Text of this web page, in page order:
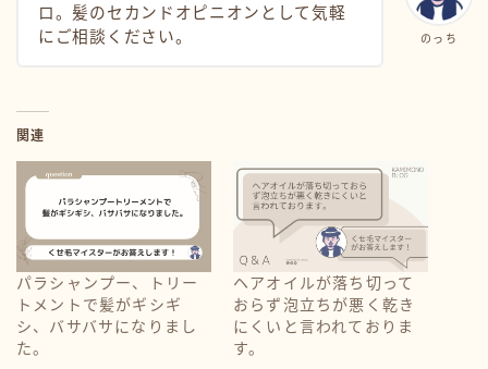
のっち
ロ。髪のセカンドオピニオンとして気軽
にご相談ください。
関連
パラシャンプー、トリー
トメントで髪がギシギ
シ、バサバサになりまし
た。
ヘアオイルが落ち切って
おらず泡立ちが悪く乾き
にくいと言われておりま
す。